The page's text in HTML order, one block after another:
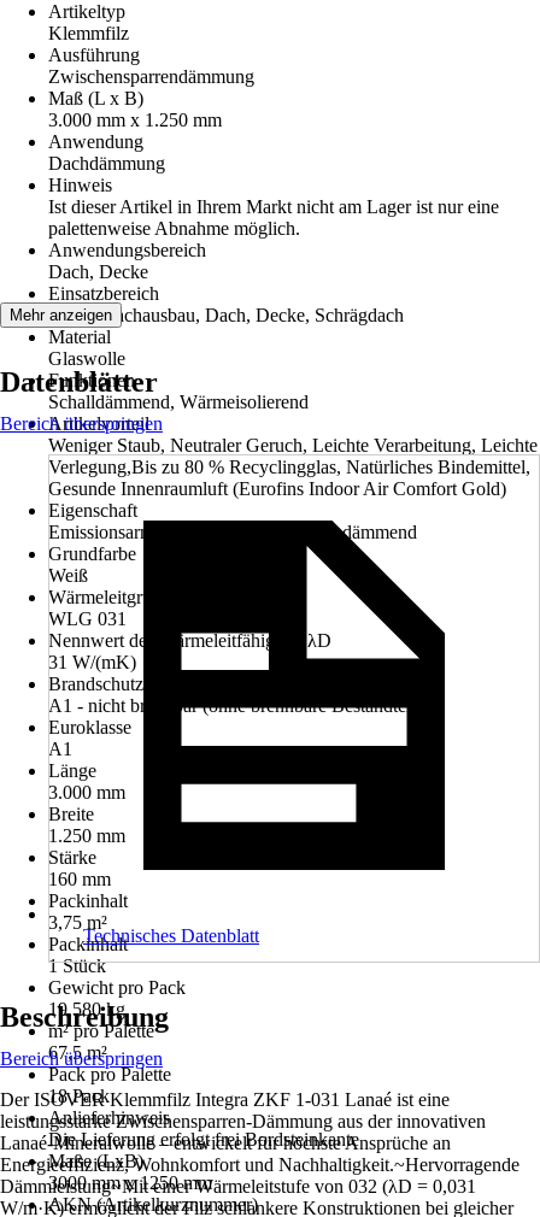
Artikeltyp
Klemmfilz
Ausführung
Zwischensparrendämmung
Maß (L x B)
3.000 mm x 1.250 mm
Anwendung
Dachdämmung
Hinweis
Ist dieser Artikel in Ihrem Markt nicht am Lager ist nur eine
palettenweise Abnahme möglich.
Anwendungsbereich
Dach, Decke
Einsatzbereich
Innen, Dachausbau, Dach, Decke, Schrägdach
Material
Glaswolle
Funktionen
Schalldämmend, Wärmeisolierend
Artikelvorteil
Weniger Staub, Neutraler Geruch, Leichte Verarbeitung, Leichte
Verlegung,Bis zu 80 % Recyclingglas, Natürliches Bindemittel,
Gesunde Innenraumluft (Eurofins Indoor Air Comfort Gold)
Eigenschaft
Emissionsarm, Nicht brennbar, Wärmedämmend
Grundfarbe
Weiß
Wärmeleitgruppe
WLG 031
Nennwert der Wärmeleitfähigkeit λD
31 W/(mK)
Brandschutzklasse
A1 - nicht brennbar (ohne brennbare Bestandteile)
Euroklasse
A1
Länge
3.000 mm
Breite
1.250 mm
Stärke
160 mm
Packinhalt
3,75 m²
Packinhalt
1 Stück
Gewicht pro Pack
19,580 kg
m² pro Palette
67,5 m²
Pack pro Palette
18 Pack
Anlieferhinweis
Die Lieferung erfolgt frei Bordsteinkante
Maße (LxB)
3000 mm x 1250 mm
AKN (Artikelkurznummer)
Mehr anzeigen
Datenblätter
Bereich überspringen
Technisches Datenblatt
Beschreibung
Bereich überspringen
Der ISOVER Klemmfilz Integra ZKF 1-031 Lanaé ist eine
leistungsstarke Zwischensparren-Dämmung aus der innovativen
Lanaé-Mineralwolle – entwickelt für höchste Ansprüche an
Energieeffizienz, Wohnkomfort und Nachhaltigkeit.~Hervorragende
Dämmleistung~Mit einer Wärmeleitstufe von 032 (λD = 0,031
W/m·K) ermöglicht der Filz schlankere Konstruktionen bei gleicher